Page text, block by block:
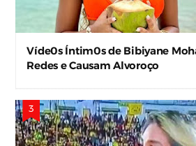
Víde0s Íntim0s de Bibiyane
Redes e Causam Alvoroço